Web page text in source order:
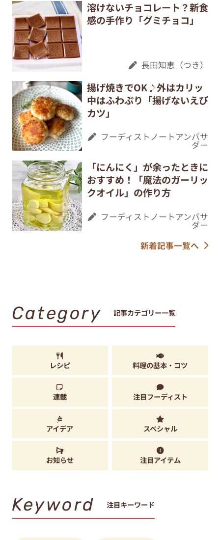
溶けないチョコレート？新食
感の手作り「グミチョコ」
長田知恵（つき）
揚げ焼きでOK♪外はカリッ
中はふわぷり「揚げないえび
カツ」
フーディストノートアンバサ
ダー
「にんにく」が余ったときに
おすすめ！「魔法のガーリッ
クオイル」の作り方
フーディストノートアンバサ
ダー
新着記事一覧へ
Category 記事カテゴリー一覧
レシピ 料理の基本・コツ
連載 注目フーディスト
アイデア スペシャル
お知らせ 注目アイテム
Keyword 注目キーワード